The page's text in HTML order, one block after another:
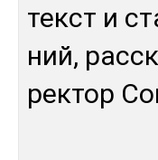
текст и
ний,
рек­тор